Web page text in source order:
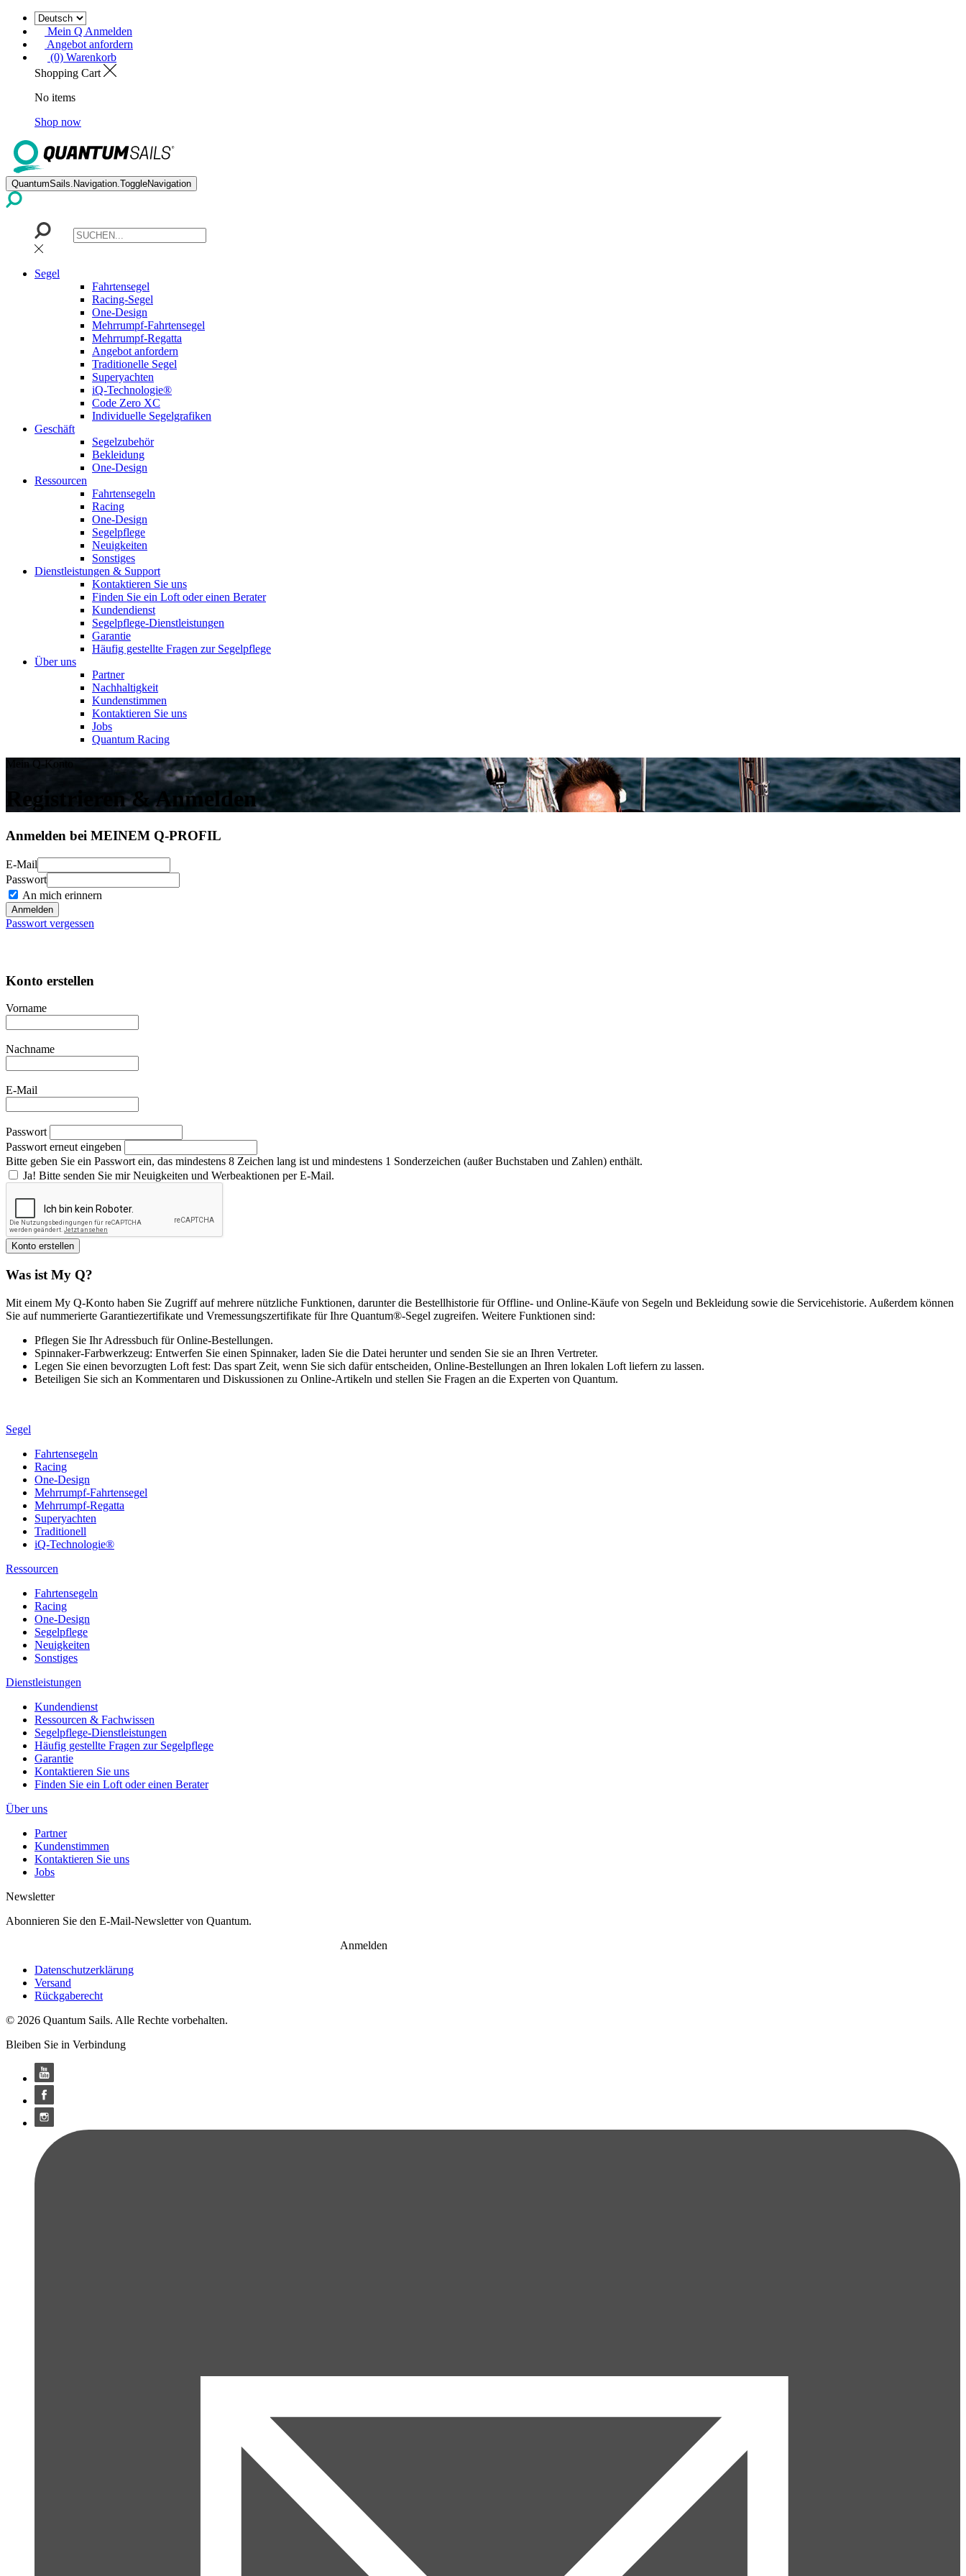
Mein Q Anmelden
Angebot anfordern
(0) Warenkorb
Shopping Cart
No items
Shop now
QuantumSails.Navigation.ToggleNavigation
Segel
Fahrtensegel
Racing-Segel
One-Design
Mehrrumpf-Fahrtensegel
Mehrrumpf-Regatta
Angebot anfordern
Traditionelle Segel
Superyachten
iQ-Technologie®
Code Zero XC
Individuelle Segelgrafiken
Geschäft
Segelzubehör
Bekleidung
One-Design
Ressourcen
Fahrtensegeln
Racing
One-Design
Segelpflege
Neuigkeiten
Sonstiges
Dienstleistungen & Support
Kontaktieren Sie uns
Finden Sie ein Loft oder einen Berater
Kundendienst
Segelpflege-Dienstleistungen
Garantie
Häufig gestellte Fragen zur Segelpflege
Über uns
Partner
Nachhaltigkeit
Kundenstimmen
Kontaktieren Sie uns
Jobs
Quantum Racing
Mein Q-Konto
Registrieren & Anmelden
Anmelden bei MEINEM Q-PROFIL
E-Mail
Passwort
An mich erinnern
Passwort vergessen
Konto erstellen
Vorname
Nachname
E-Mail
Passwort
Passwort erneut eingeben
Bitte geben Sie ein Passwort ein, das mindestens 8 Zeichen lang ist und mindestens 1 Sonderzeichen (außer Buchstaben und Zahlen) enthält.
Ja! Bitte senden Sie mir Neuigkeiten und Werbeaktionen per E-Mail.
Was ist My Q?
Mit einem My Q-Konto haben Sie Zugriff auf mehrere nützliche Funktionen, darunter die Bestellhistorie für Offline- und Online-Käufe von Segeln und Bekleidung sowie die Servicehistorie. Außerdem können
Sie auf nummerierte Garantiezertifikate und Vremessungszertifikate für Ihre Quantum®-Segel zugreifen. Weitere Funktionen sind:
Pflegen Sie Ihr Adressbuch für Online-Bestellungen.
Spinnaker-Farbwerkzeug: Entwerfen Sie einen Spinnaker, laden Sie die Datei herunter und senden Sie sie an Ihren Vertreter.
Legen Sie einen bevorzugten Loft fest: Das spart Zeit, wenn Sie sich dafür entscheiden, Online-Bestellungen an Ihren lokalen Loft liefern zu lassen.
Beteiligen Sie sich an Kommentaren und Diskussionen zu Online-Artikeln und stellen Sie Fragen an die Experten von Quantum.
Segel
Fahrtensegeln
Racing
One-Design
Mehrrumpf-Fahrtensegel
Mehrrumpf-Regatta
Superyachten
Traditionell
iQ-Technologie®
Ressourcen
Fahrtensegeln
Racing
One-Design
Segelpflege
Neuigkeiten
Sonstiges
Dienstleistungen
Kundendienst
Ressourcen & Fachwissen
Segelpflege-Dienstleistungen
Häufig gestellte Fragen zur Segelpflege
Garantie
Kontaktieren Sie uns
Finden Sie ein Loft oder einen Berater
Über uns
Partner
Kundenstimmen
Kontaktieren Sie uns
Jobs
Newsletter
Abonnieren Sie den E-Mail-Newsletter von Quantum.
Anmelden
Datenschutzerklärung
Versand
Rückgaberecht
© 2026 Quantum Sails. Alle Rechte vorbehalten.
Bleiben Sie in Verbindung